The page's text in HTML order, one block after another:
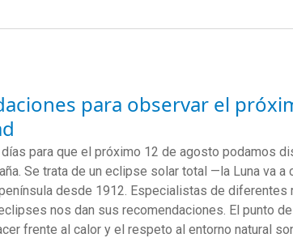
para observar el
para que el próximo 12 de agosto podamos
Se trata de un eclipse solar total —la Luna va
desde 1912. Especialistas de
nos dan sus recomendaciones. El punto
frente al calor y el respeto al entorno natural